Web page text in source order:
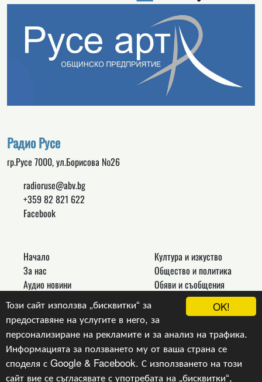
OK!
Този сайт използва „бисквитки“ за
предоставяне на услугите в него, за
персонализиране на рекламите и за анализ на трафика.
Информацията за ползването му от ваша страна се
споделя с Google & Facebook. С използването на този
сайт вие се съгласявате с употребата на „бисквитки“,
Радио Русе
гр.Русе 7000, ул.Борисова №26
radioruse@abv.bg
+359 82 821 622
Facebook
Начало
За нас
Аудио новини
Връзки
Контакти
Култура и изкуство
Общество и политика
Обяви и съобщения
Новини
Други
Copyright © 2024, v.1.0,Радио Русе, Уеб Дизайн и